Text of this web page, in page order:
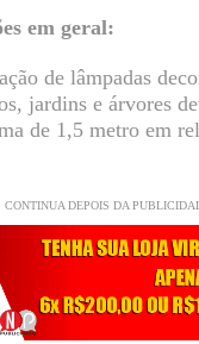
em geral:
de lâmpadas
jardins e árvores
de 1,5 metro em
CONTINUA DEPOIS DA